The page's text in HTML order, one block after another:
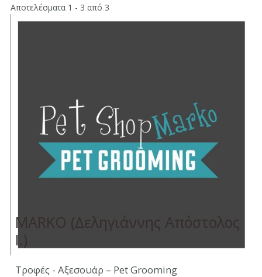
Αποτελέσματα 1 - 3 από 3
MARKO (Δεληγιάννης Απόστολος
Ι.)
Τροφές - Αξεσουάρ – Pet Grooming